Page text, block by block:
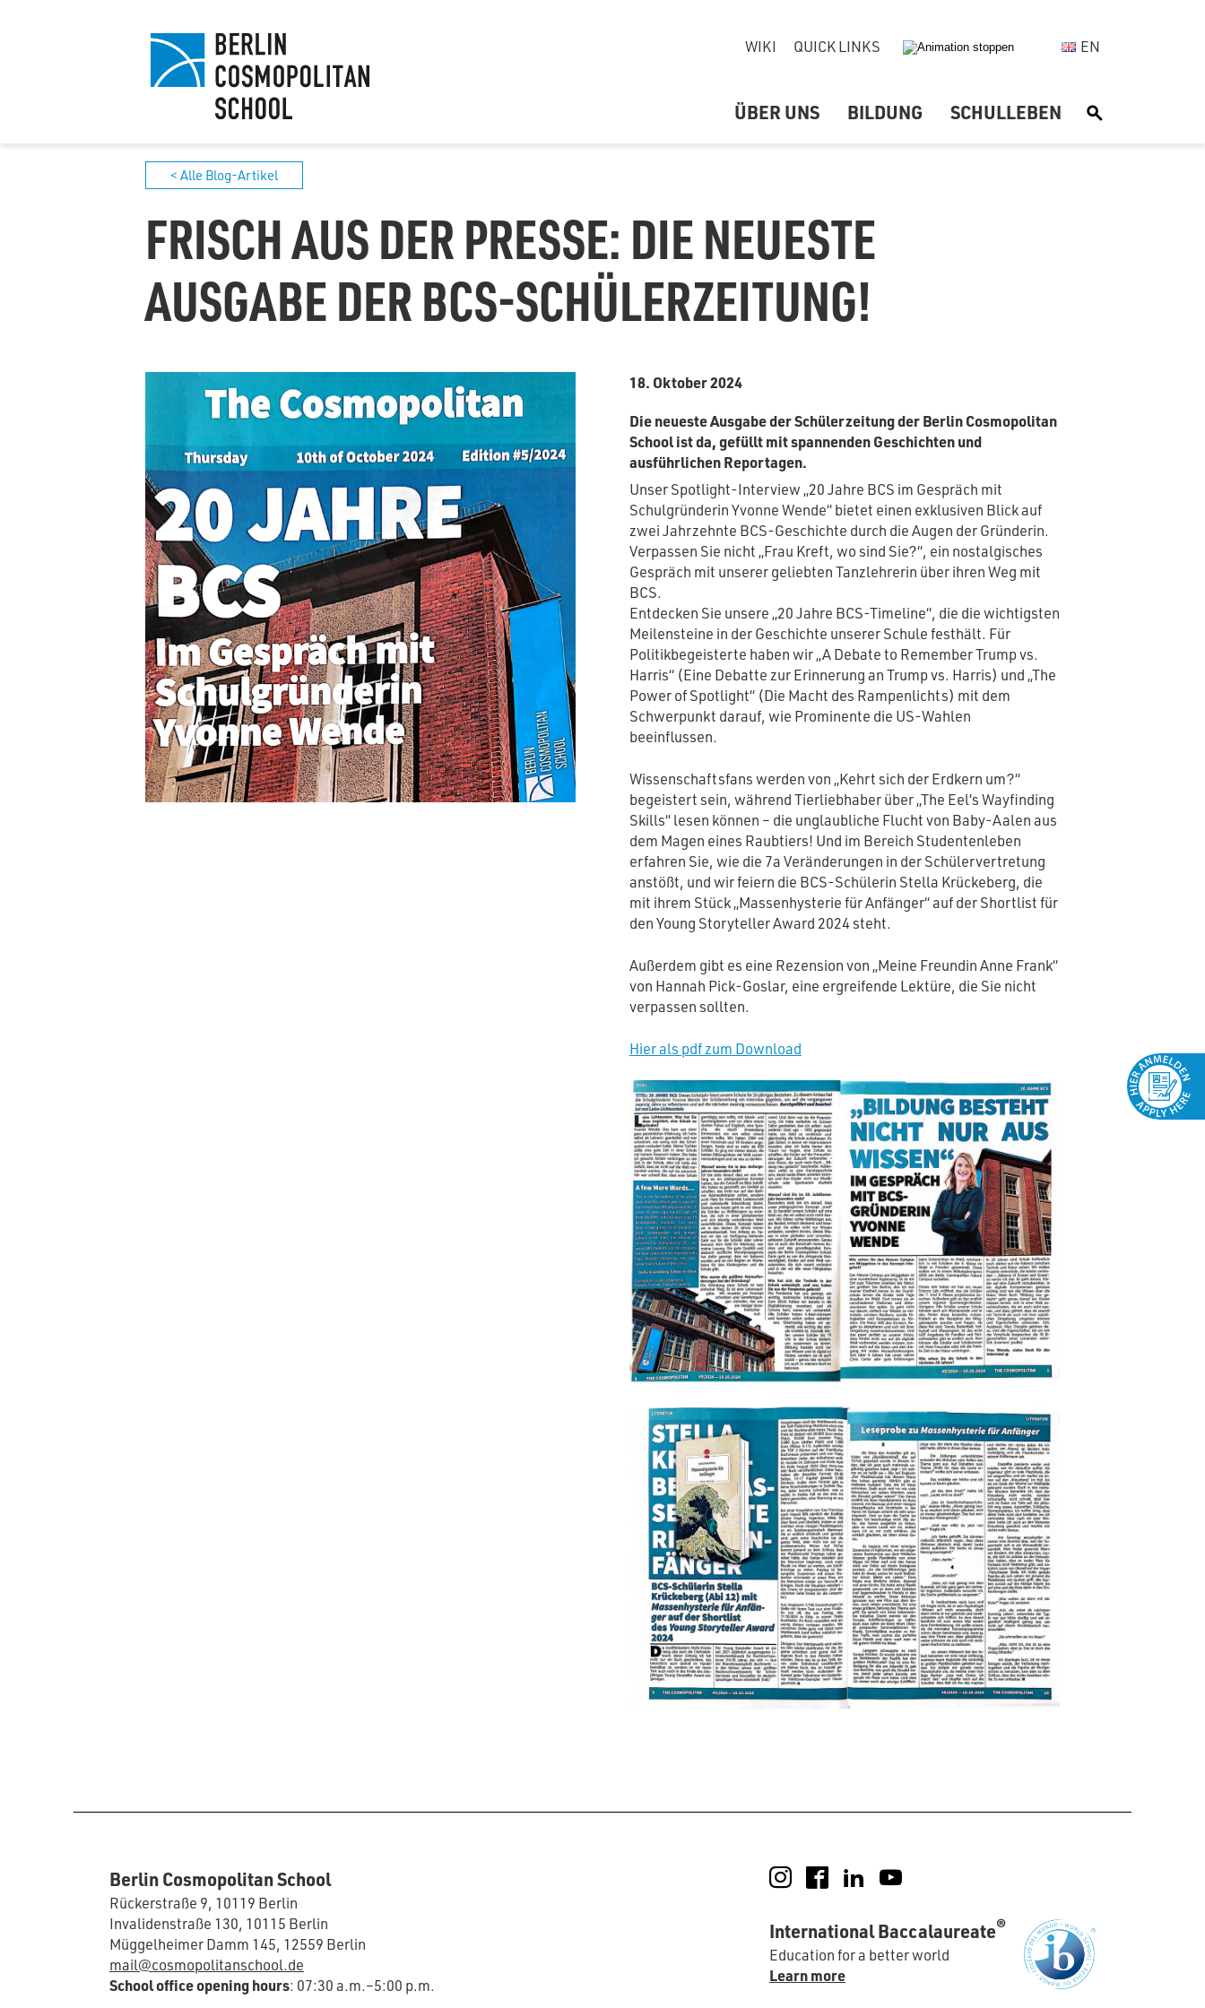
WIKI QUICK LINKS EN
ÜBER UNS BILDUNG SCHULLEBEN S
< Alle Blog-Artikel
FRISCH AUS DER PRESSE: DIE NEUESTE
AUSGABE DER BCS-SCHÜLERZEITUNG!
18. Oktober 2024
Die neueste Ausgabe der Schülerzeitung der Berlin Cosmopolitan
School ist da, gefüllt mit spannenden Geschichten und
ausführlichen Reportagen.
Unser Spotlight-Interview „20 Jahre BCS im Gespräch mit
Schulgründerin Yvonne Wende“ bietet einen exklusiven Blick auf
zwei Jahrzehnte BCS-Geschichte durch die Augen der Gründerin.
Verpassen Sie nicht „Frau Kreft, wo sind Sie?“, ein nostalgisches
Gespräch mit unserer geliebten Tanzlehrerin über ihren Weg mit
BCS.
Entdecken Sie unsere „20 Jahre BCS-Timeline“, die die wichtigsten
Meilensteine in der Geschichte unserer Schule festhält. Für
Politikbegeisterte haben wir „A Debate to Remember Trump vs.
Harris“ (Eine Debatte zur Erinnerung an Trump vs. Harris) und „The
Power of Spotlight“ (Die Macht des Rampenlichts) mit dem
Schwerpunkt darauf, wie Prominente die US-Wahlen
beeinflussen.
Wissenschaftsfans werden von „Kehrt sich der Erdkern um?“
begeistert sein, während Tierliebhaber über „The Eel’s Wayfinding
Skills“ lesen können – die unglaubliche Flucht von Baby-Aalen aus
dem Magen eines Raubtiers! Und im Bereich Studentenleben
erfahren Sie, wie die 7a Veränderungen in der Schülervertretung
anstößt, und wir feiern die BCS-Schülerin Stella Krückeberg, die
mit ihrem Stück „Massenhysterie für Anfänger“ auf der Shortlist für
den Young Storyteller Award 2024 steht.
Außerdem gibt es eine Rezension von „Meine Freundin Anne Frank“
von Hannah Pick-Goslar, eine ergreifende Lektüre, die Sie nicht
verpassen sollten.
Hier als pdf zum Download
Berlin Cosmopolitan School
Rückerstraße 9, 10119 Berlin
Invalidenstraße 130, 10115 Berlin
Müggelheimer Damm 145, 12559 Berlin
mail@cosmopolitanschool.de
School office opening hours: 07:30 a.m.–5:00 p.m.
Instagram
FacebookLinkedIn
International Baccalaureate®
Education for a better world
Learn more